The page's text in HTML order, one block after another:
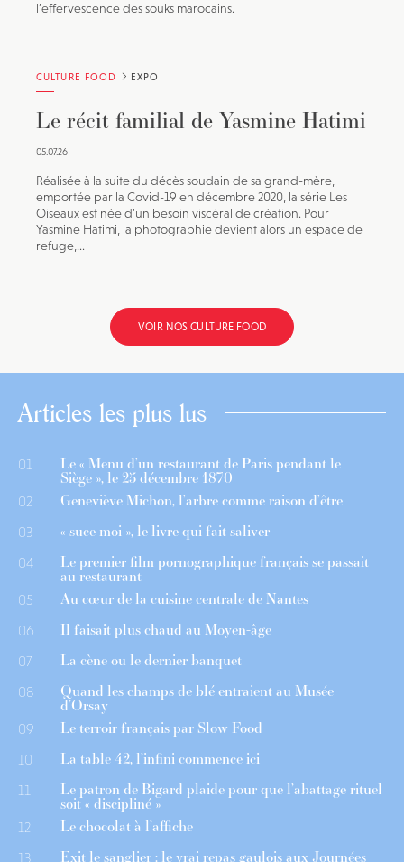
l’effervescence des souks marocains.
CULTURE FOOD EXPO
Le récit familial de Yasmine Hatimi
05.07.26
Réalisée à la suite du décès soudain de sa grand-mère,
emportée par la Covid-19 en décembre 2020, la série Les
Oiseaux est née d’un besoin viscéral de création. Pour
Yasmine Hatimi, la photographie devient alors un espace de
refuge,...
VOIR NOS CULTURE FOOD
Articles les plus lus
01 Le « Menu d’un restaurant de Paris pendant le
Siège », le 25 décembre 1870
02 Geneviève Michon, l’arbre comme raison d’être
03 « suce moi », le livre qui fait saliver
04 Le premier film pornographique français se passait
au restaurant
05 Au cœur de la cuisine centrale de Nantes
06 Il faisait plus chaud au Moyen-âge
07 La cène ou le dernier banquet
08 Quand les champs de blé entraient au Musée
d’Orsay
09 Le terroir français par Slow Food
10 La table 42, l’infini commence ici
11 Le patron de Bigard plaide pour que l’abattage rituel
soit « discipliné »
12 Le chocolat à l’affiche
13 Exit le sanglier : le vrai repas gaulois aux Journées